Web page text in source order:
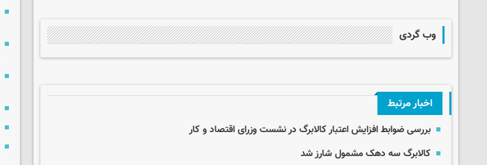
وب گردی
اخبار مرتبط
بررسی ضوابط افزایش اعتبار کالابرگ در نشست وزرای اقتصاد و کار
کالابرگ سه دهک مشمول شارز شد